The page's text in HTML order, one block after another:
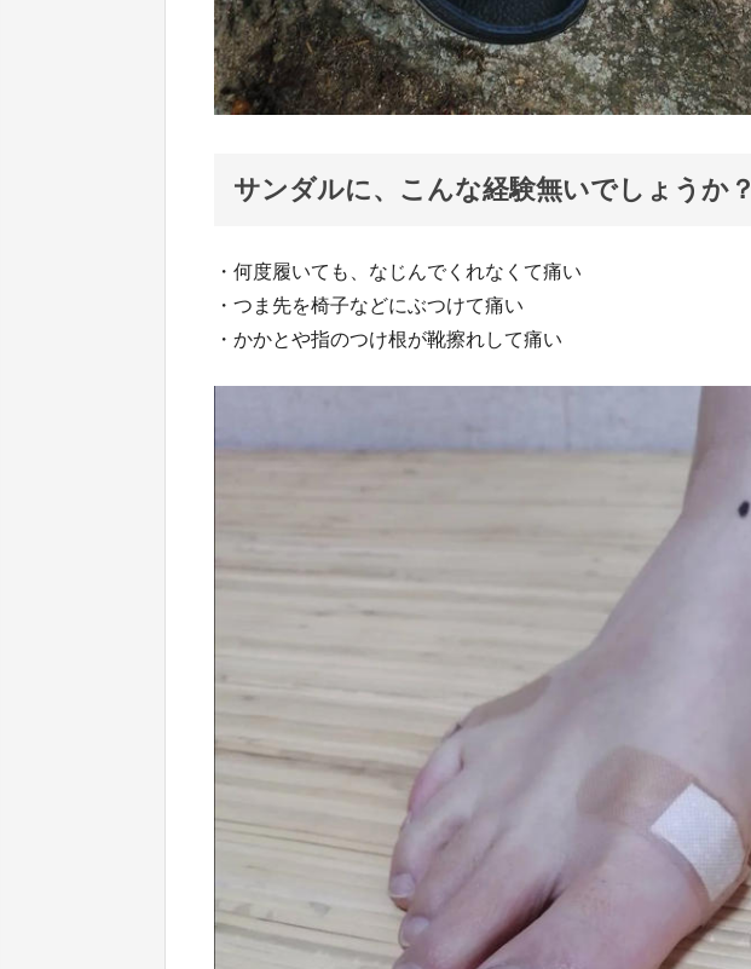
サンダルに、こんな経験無いでしょうか？
・何度履いても、なじんでくれなくて痛い
・つま先を椅子などにぶつけて痛い
・かかとや指のつけ根が靴擦れして痛い